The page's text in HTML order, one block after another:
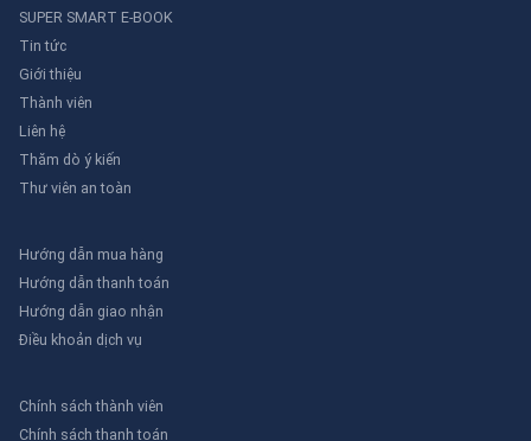
SUPER SMART E-BOOK
Tin tức
Giới thiệu
Thành viên
Liên hệ
Thăm dò ý kiến
Thư viên an toàn
Hướng dẫn mua hàng
Hướng dẫn thanh toán
Hướng dẫn giao nhận
Điều khoản dịch vụ
Chính sách thành viên
Chính sách thanh toán